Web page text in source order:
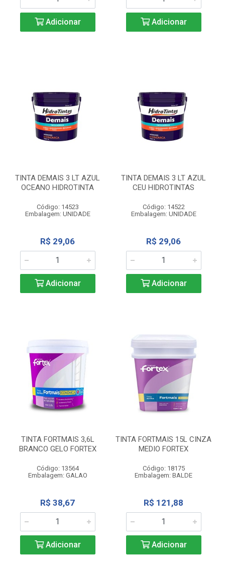
Adicionar Adicionar
TINTA DEMAIS 3 LT AZUL
OCEANO HIDROTINTA
Código: 14523
Embalagem: UNIDADE
R$ 29,06
Adicionar
TINTA DEMAIS 3 LT AZUL
CEU HIDROTINTAS
Código: 14522
Embalagem: UNIDADE
R$ 29,06
Adicionar
TINTA FORTMAIS 3,6L
BRANCO GELO FORTEX
Código: 13564
Embalagem: GALAO
R$ 38,67
Adicionar
TINTA FORTMAIS 15L CINZA
MEDIO FORTEX
Código: 18175
Embalagem: BALDE
R$ 121,88
Adicionar